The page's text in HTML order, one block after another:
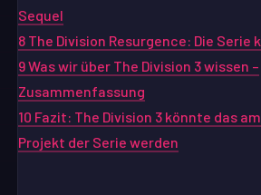
Sequel
8 The Division Resurgence: Die Serie
9Was wir über The Division 3 wissen –
Zusammenfassung
10 Fazit: The Division 3 könnte das
Projekt der Serie werden